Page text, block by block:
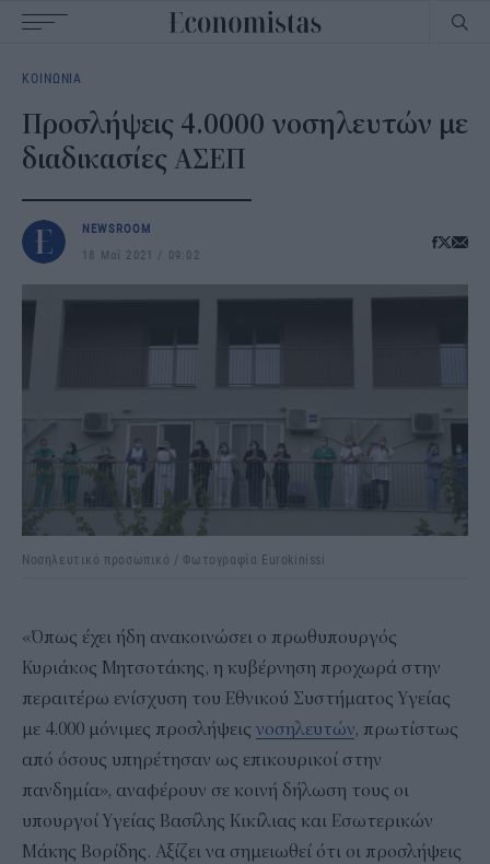
navigation
ΚΟΙΝΩΝΙΑ
Προσλήψεις 4.0000 νοσηλευτών με
διαδικασίες ΑΣΕΠ
NEWSROOM
18 Μαΐ 2021
09:02
Νοσηλευτικό προσωπικό / Φωτογραφία Eurokinissi
«Όπως έχει ήδη ανακοινώσει ο πρωθυπουργός
Κυριάκος Μητσοτάκης, η κυβέρνηση προχωρά στην
περαιτέρω ενίσχυση του Εθνικού Συστήματος Υγείας
με 4.000 μόνιμες προσλήψεις νοσηλευτών, πρωτίστως
από όσους υπηρέτησαν ως επικουρικοί στην
πανδημία», αναφέρουν σε κοινή δήλωση τους οι
υπουργοί Υγείας Βασίλης Κικίλιας και Εσωτερικών
Μάκης Βορίδης. Αξίζει να σημειωθεί ότι οι προσλήψεις